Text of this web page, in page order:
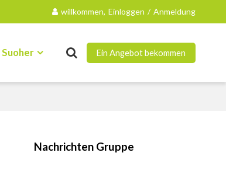
willkommen, Einloggen / Anmeldung
Ein Angebot bekommen
Nachrichten Gruppe